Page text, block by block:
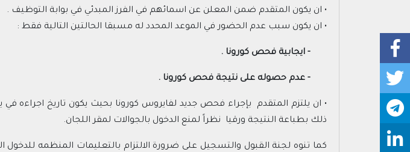
• ان يكون المتقدم ضمن المعلن عن اسمائهم في الفرز المبدئي في بوابة التوظيف .
• ان يكون سبب عدم الحضور في الموعد المحدد له مسبقا الحالتين التالية فقط :
- ايجابية فحص كورونا .
- عدم حصوله على نتيجة فحص كورونا .
ذلك بطباعة النتيجة ورقيا نظراً لمنع الدخول بالجوالات لمقر اللجان.
كما تنوه لجنة القبول والتسجيل على ضرورة الالتزام بالتعليمات المنظمه